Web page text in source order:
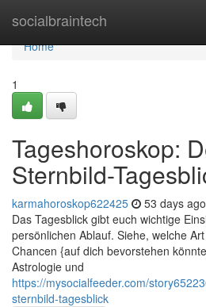
socialbraintech
Home
Home
1
Tageshoroskop:
Sternbild-
karmahoroskop622425 53 days ago
Das Tagesblick gibt euch wichtige
persönlichen Ablauf. Siehe, welche
Chancen {auf dich bevorstehen
Astrologie und
https://mysocialfeeder.com/
sternbild-tagesblick